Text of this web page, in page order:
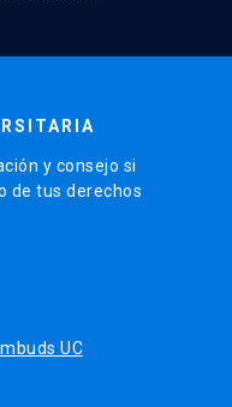
y consejo si
de tus derechos
UC